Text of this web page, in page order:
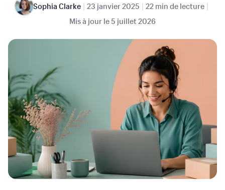
Sophia Clarke | 23 janvier 2025 | 22 min de lecture |
Mis à jour le 5 juillet 2026